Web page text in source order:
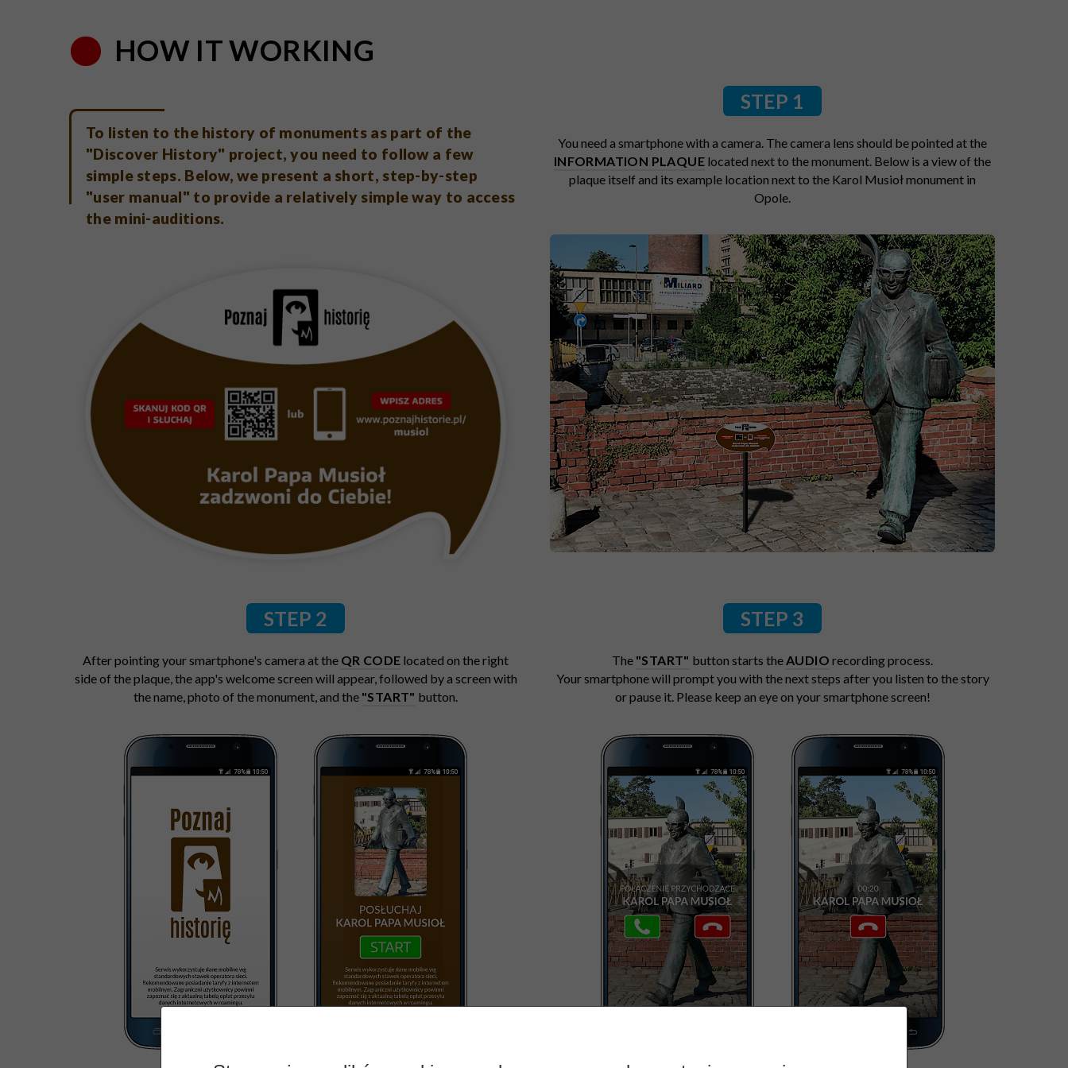
HOW IT WORKING
To listen to the history of monuments as part of the
"Discover History" project, you need to follow a few
simple steps. Below, we present a short, step-by-step
"user manual" to provide a relatively simple way to access
the mini-auditions.
STEP 1
You need a smartphone with a camera. The camera lens should be pointed at the
INFORMATION PLAQUE located next to the monument. Below is a view of the
plaque itself and its example location next to the Karol Musioł monument in
Opole.
STEP 2
After pointing your smartphone's camera at the QR CODE located on the right
side of the plaque, the app's welcome screen will appear, followed by a screen with
the name, photo of the monument, and the "START" button.
STEP 3
The "START" button starts theAUDIO recording process.
Your smartphone will prompt you with the next steps after you listen to the story
or pause it. Please keep an eye on your smartphone screen!